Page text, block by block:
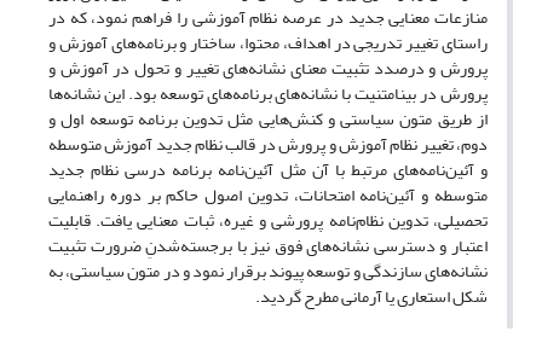
منازعات معنایی جدید در عرصه نظام آموزشی را فراهم نمود، که در
راستای تغییر تدریجی در اهداف، محتوا، ساختار و برنامه‌های آموزش و
پرورش و درصدد تثبیت معنای نشانه‌های تغییر و تحول در آموزش و
پرورش در بینامتنیت با نشانه‌های برنامه‌های توسعه بود. این نشانه‌‌ها
از طریق متون سیاستی و کنش‌هایی مثل تدوین برنامه توسعه اول و
دوم، تغییر نظام آموزش و پرورش در قالب نظام جدید آموزش متوسطه
و آئین‌نامه‌های مرتبط با آن مثل آئین‌نامه برنامه درسی نظام جدید
متوسطه و آئین‌نامه امتحانات، تدوین اصول حاکم بر دوره راهنمایی
تحصیلی، تدوین نظام‌نامه پرورشی و غیره، ثبات معنایی یافت. قابلیت
اعتبار و دسترسی نشانه‌های فوق نیز با برجسته‌شدنِ ضرورت تثبیت
نشانه‌های سازندگی و توسعه پیوند برقرار نمود و در متون سیاستی، به
شکل استعاری یا آرمانی مطرح گردید.